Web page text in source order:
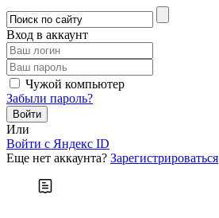
Вход в аккаунт
Чужой компьютер
Забыли пароль?
Или
Войти c Яндекс ID
Еще нет аккаунта? Зарегистрироваться